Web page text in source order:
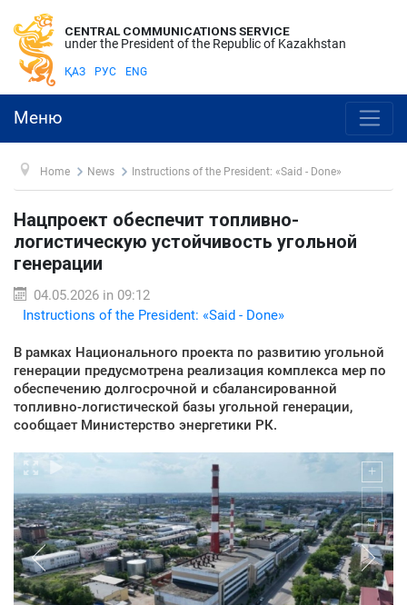
CENTRAL COMMUNICATIONS SERVICE
under the President of the Republic of Kazakhstan
ҚАЗ РУС ENG
Меню
Home News Instructions of the President: «Said - Done»
Нацпроект обеспечит топливно-
логистическую устойчивость угольной
генерации
04.05.2026 in 09:12
Instructions of the President: «Said - Done»
В рамках Национального проекта по развитию угольной
генерации предусмотрена реализация комплекса мер по
обеспечению долгосрочной и сбалансированной
топливно-логистической базы угольной генерации,
сообщает Министерство энергетики РК.